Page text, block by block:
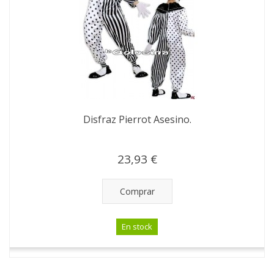
Disfraz Pierrot Asesino.
23,93 €
Comprar
En stock